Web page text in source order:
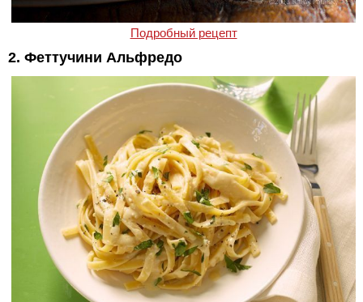
Подробный рецепт
2. Феттучини Альфредо